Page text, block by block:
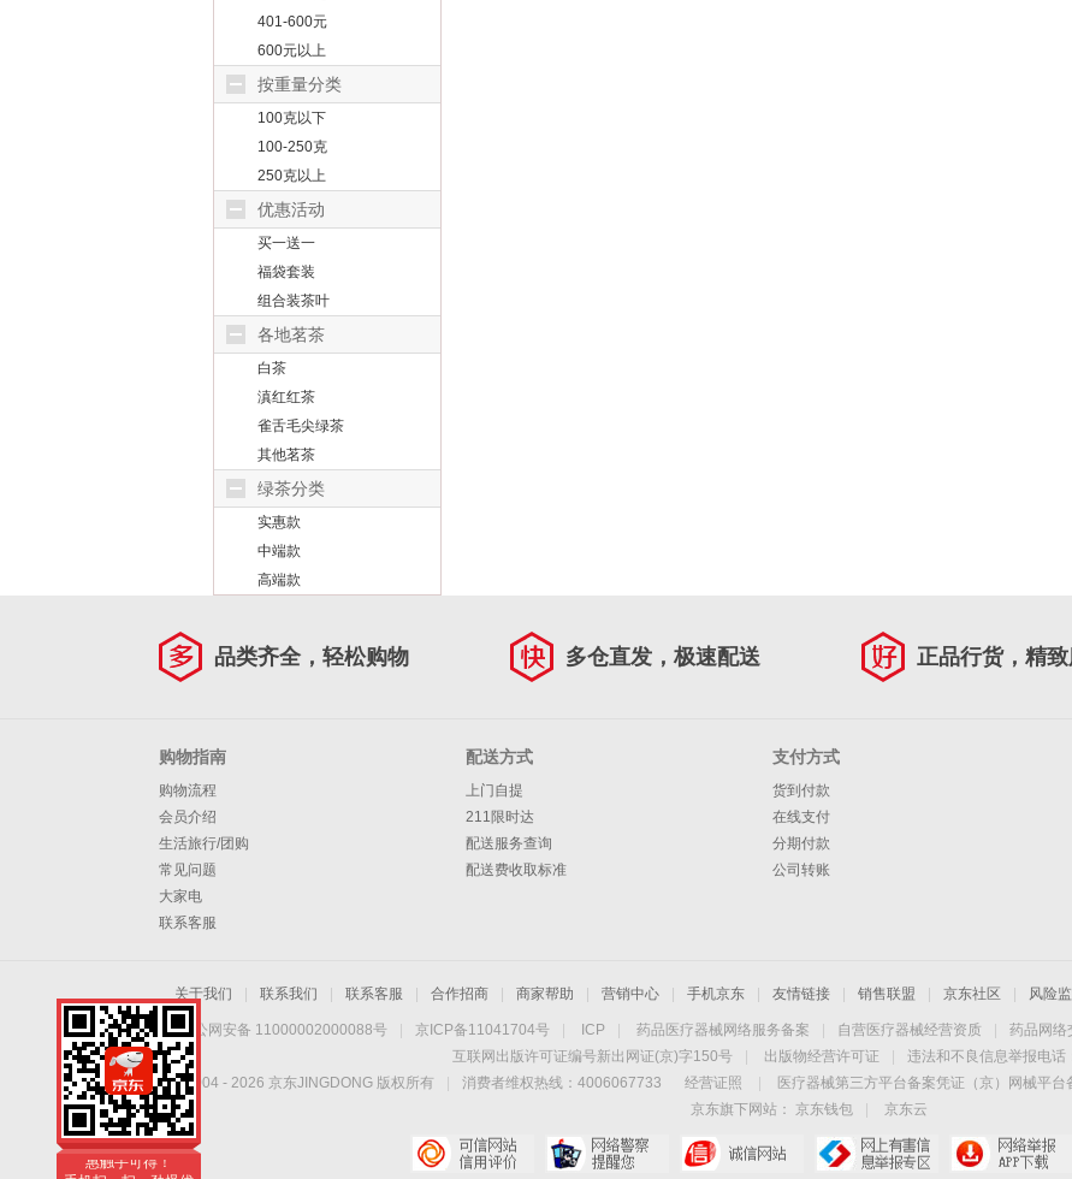
401-600元
600元以上
按重量分类
100克以下
100-250克
250克以上
优惠活动
买一送一
福袋套装
组合装茶叶
各地茗茶
白茶
滇红红茶
雀舌毛尖绿茶
其他茗茶
绿茶分类
实惠款
中端款
高端款
品类齐全，轻松购物 多仓直发，极速配送 正品行货，精
购物指南
购物流程
会员介绍
生活旅行/团购
常见问题
大家电
联系客服
配送方式
上门自提
211限时达
配送服务查询
配送费收取标准
支付方式
货到付款
在线支付
分期付款
公司转账
关于我们 联系我们 联系客服 合作招商 商家帮助 营销中心 手机京东 友情链接 销售联盟 京东社区 风险
京公网安备 11000002000088号 京ICP备11041704号 ICP 药品医疗器械网络服务备案 自营医疗器械经营资质 药品网络
互联网出版许可证编号新出网证(京)字150号
出版物经营许可证
违法和不良信息举报电
Copyright © 2004 - 2026 京东JINGDONG 版权所有 消费者维权热线：4006067733 经营证照 医疗器械第三方平台备案凭证（京）网械平
京东旗下网站：
京东钱包
京东云
手机扫一扫，劲爆优
惠触手可得！
手机扫一扫，劲爆优